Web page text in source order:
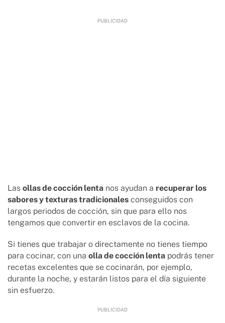
Las ollas de cocción lenta nos ayudan a recuperar los
sabores y texturas tradicionales conseguidos con
largos periodos de cocción, sin que para ello nos
tengamos que convertir en esclavos de la cocina.
Si tienes que trabajar o directamente no tienes tiempo
para cocinar, con una olla de cocción lenta podrás tener
recetas excelentes que se cocinarán, por ejemplo,
durante la noche, y estarán listos para el día siguiente
sin esfuerzo.